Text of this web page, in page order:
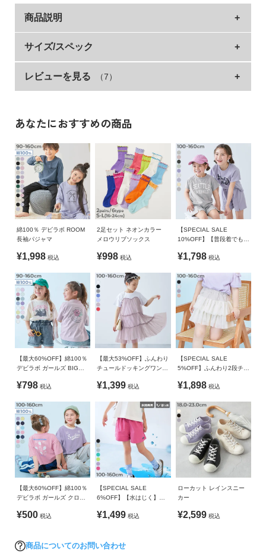
イ
ド・
ビ
ッ
ク
に
つ
い
て
お
買
物
ガ
イ
ド
く
あ
ご
質
問
FOLLOW
商品説明
滑りにくい『【DANCE】ミッドカットスニーカー（ク
ッションインソール付き）』
ダンスを思いっきり踊れるように。
・足首を包み込むクッション材
・足首周りを調整しやすい長めのベルト
・インソールにクッション材を入れることで、衝撃を吸収しか
かとへの負担を軽減
・お名前も記入できる
ダンスって楽しい！
テレビでよく見る憧れのアイドル、最近ダンスを習い始めた友
達。
なんだかダンスって楽しそう…
だけど、すぐに始められるのかな？
何を着ればいいんだろう？
新しいことを始めるのって、いつだって不安がいっぱい。
きっとそれは、チャレンジする子ども自身も、応援するママ・
パパも一緒。
そんな親子のチャレンジを応援できるようなアイテムが、今シ
ーズン、devirockから登場しました。
■スタイリング
どんなスタイルにも合わせやすいシンプルなデザイン。
お気に入りのダンスウェアとのコーディネートはもちろん、通
サイズ/スペック
サイズ 足長 足囲
20cm
20.4 7.3
224.7
21cm
21.5 21.1 7.55
242.1
22cm
22.5 21.8 7.8
257.5
23cm
23.5 22.5 8.05 277.8
»サイズガイド
素材・仕様
生産国
CHINA
備考
ご注意事項
・機械による生産過程において、縫い合わせる際の継ぎ目、
糸のほつれや多少の汚れなどが生じている場合がございま
・当店の靴箱は出荷時の靴の型崩れなどを防ぐ用途で作られ
ている為、お届けした際に箱潰れを起こしている場合があり
ます。また、商品によって袋に入れた状態で出荷するものも
ございます。
・生産時期により、多少色味が異なる場合がございますが、
素材・サイズ等の品質に違いはございません。
レビューを見る （7）
あなたにおすすめの商品
綿100％ デビラボ ROOM
長袖パジャマ
¥1,998 税込
2足セット ネオンカラー
メロウリブソックス
¥998 税込
【SPECIAL SALE
10%OFF】【普段着でもパ
半袖セットアップ
¥1,798 税込
【最大60%OFF】綿100％
デビラボ ガールズ BIGシ
ャツ
¥798 税込
【最大53%OFF】ふんわり
チュールドッキングワンピ
¥1,399 税込
【SPECIAL SALE
5%OFF】ふんわり2段チュ
¥1,898 税込
【最大60%OFF】綿100％
デビラボ ガールズ クロッ
ツ
¥500 税込
【SPECIAL SALE
6%OFF】【水はじく】撥
ートパンツ(水陸両用)
¥1,499 税込
ローカット レインスニー
カー
¥2,599 税込
商品についてのお問い合わせ